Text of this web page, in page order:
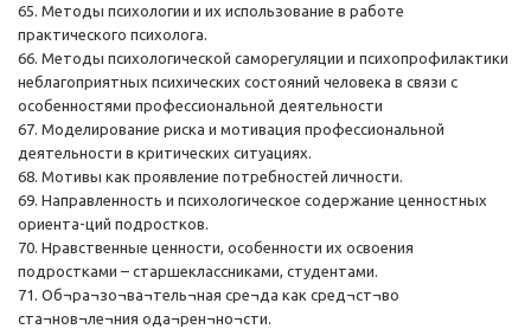
65. Методы психологии и их использование в работе
практического психолога.
66. Методы психологической саморегуляции и психопрофилактики
неблагоприятных психических состояний человека в связи с
особенностями профессиональной деятельности
67. Моделирование риска и мотивация профессиональной
деятельности в критических ситуациях.
68. Мотивы как проявление потребностей личности.
69. Направленность и психологическое содержание ценностных
ориента-ций подростков.
70. Нравственные ценности, особенности их освоения
подростками – старшеклассниками, студентами.
71. Об¬ра¬зо¬ва¬тель¬ная сре¬да как сред¬ст¬во
ста¬нов¬ле¬ния ода¬рен¬но¬сти.